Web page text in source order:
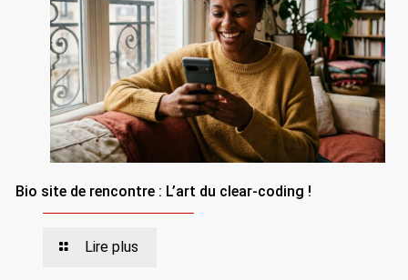
Bio site de rencontre : L’art du clear-coding !
Lire plus